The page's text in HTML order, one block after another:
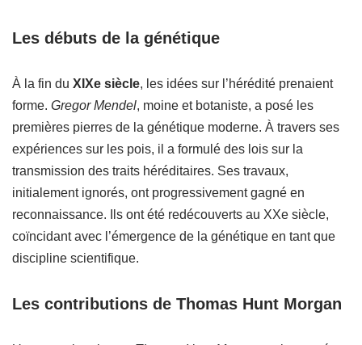
Les débuts de la génétique
À la fin du XIXe siècle, les idées sur l’hérédité prenaient
forme. Gregor Mendel, moine et botaniste, a posé les
premières pierres de la génétique moderne. À travers ses
expériences sur les pois, il a formulé des lois sur la
transmission des traits héréditaires. Ses travaux,
initialement ignorés, ont progressivement gagné en
reconnaissance. Ils ont été redécouverts au XXe siècle,
coïncidant avec l’émergence de la génétique en tant que
discipline scientifique.
Les contributions de Thomas Hunt Morgan